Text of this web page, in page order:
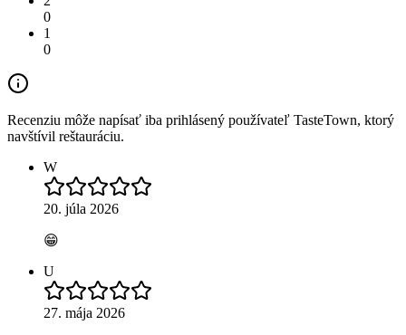
0
1
0
Recenziu môže napísať iba prihlásený používateľ TasteTown, ktorý
navštívil reštauráciu.
W
20. júla 2026
😁
U
27. mája 2026